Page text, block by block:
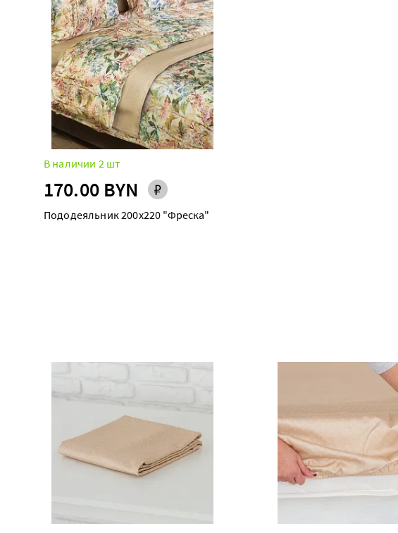
В наличии 2 шт
170.00 BYN
Пододеяльник 200х220 "Фреска"